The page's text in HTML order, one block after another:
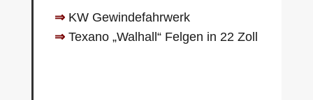
⇒KW Gewindefahrwerk
⇒Texano „Walhall“ Felgen in 22 Zoll